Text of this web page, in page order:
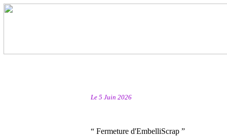
Le 5 Juin 2026
“ Fermeture d'EmbelliScrap ”